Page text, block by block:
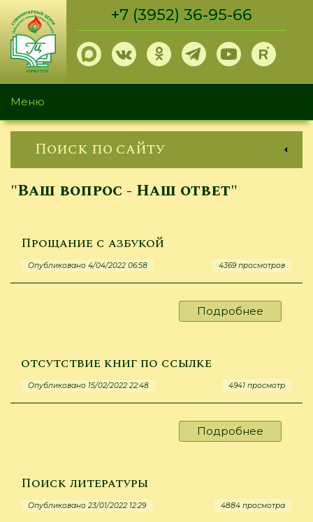
Перейти
основному
содержанию
+7 (3952) 36-95-66
Меню
Поиск по сайту
"Ваш вопрос - Наш ответ"
Прощание с азбукой
Опубликовано 4/04/2022 06:58 4369 просмотров
Подробнее
отсутствие книг по ссылке
Опубликовано 15/02/2022 22:48 4941 просмотр
Подробнее
Поиск литературы
Опубликовано 23/01/2022 12:29 4884 просмотра